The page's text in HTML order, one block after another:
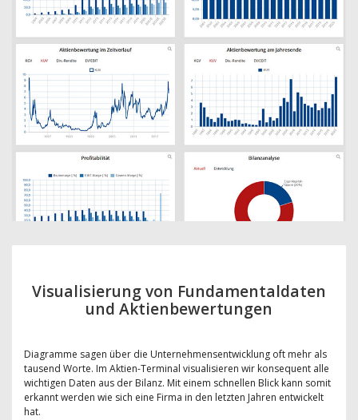
Visualisierung von Fundamentaldaten
und Aktienbewertungen
Diagramme sagen über die Unternehmensentwicklung oft mehr als
tausend Worte. Im Aktien-Terminal visualisieren wir konsequent alle
wichtigen Daten aus der Bilanz. Mit einem schnellen Blick kann somit
erkannt werden wie sich eine Firma in den letzten Jahren entwickelt
hat.